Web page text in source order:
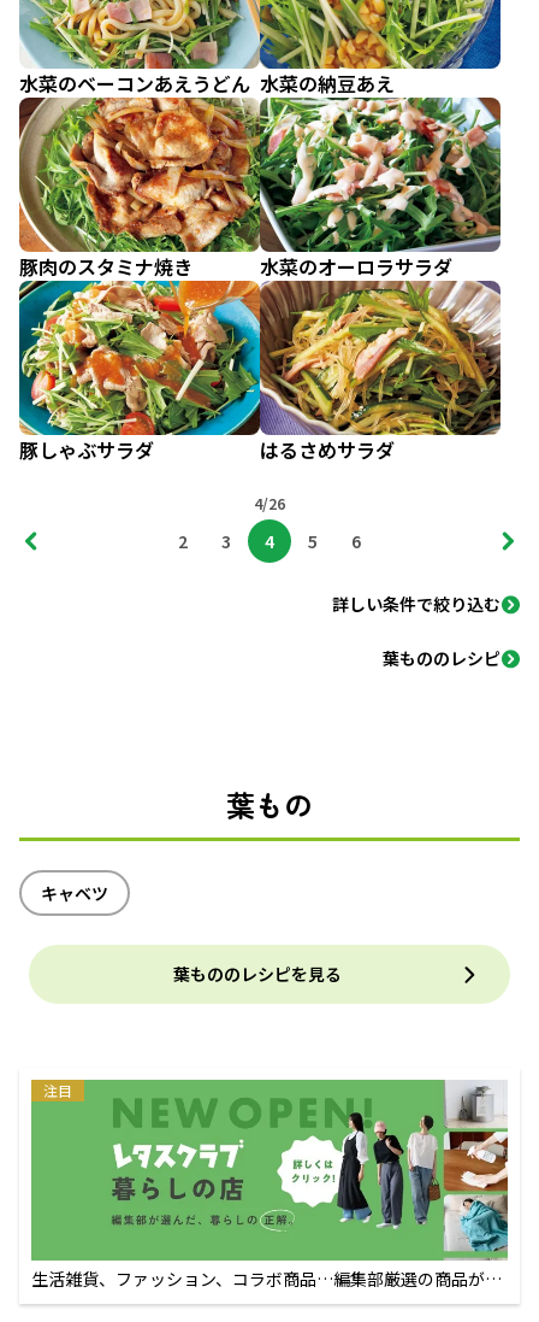
水菜のベーコンあえうどん 水菜の納豆あえ
豚肉のスタミナ焼き 水菜のオーロラサラダ
豚しゃぶサラダ はるさめサラダ
4/26
2 3 4 5 6
詳しい条件で絞り込む
葉もののレシピ
葉もの
キャベツ
葉もののレシピを見る
注目
生活雑貨、ファッション、コラボ商品…編集部厳選の商品が買
えるECサイト